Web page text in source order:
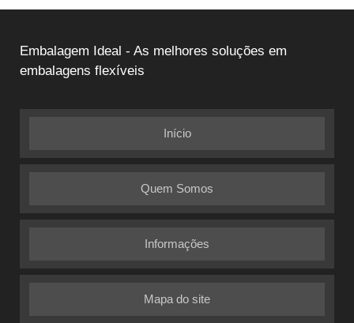
Embalagem Ideal - As melhores soluções em
embalagens flexíveis
Início
Quem Somos
Informações
Mapa do site